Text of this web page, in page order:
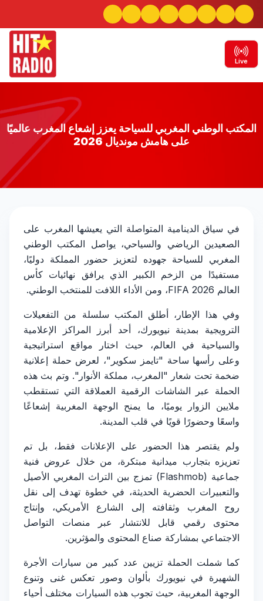
Live
المكتب الوطني المغربي للسياحة يعزز إشعاع المغرب عالميًا
على هامش مونديال 2026
المكتب الوطني المغربي للسياحة يعزز إشعاع
المغرب عالميًا على هامش مونديال 2026
في سياق الدينامية المتواصلة التي يعيشها المغرب على
الصعيدين الرياضي والسياحي، يواصل المكتب الوطني
المغربي للسياحة جهوده لتعزيز حضور المملكة دوليًا،
مستفيدًا من الزخم الكبير الذي يرافق نهائيات كأس
العالم FIFA 2026، ومن الأداء اللافت للمنتخب الوطني.
وفي هذا الإطار، أطلق المكتب سلسلة من التفعيلات
الترويجية بمدينة نيويورك، أحد أبرز المراكز الإعلامية
والسياحية في العالم، حيث اختار مواقع استراتيجية
وعلى رأسها ساحة "تايمز سكوير"، لعرض حملة إعلانية
ضخمة تحت شعار "المغرب، مملكة الأنوار". وتم بث هذه
الحملة عبر الشاشات الرقمية العملاقة التي تستقطب
ملايين الزوار يوميًا، ما يمنح الوجهة المغربية إشعاعًا
واسعًا وحضورًا قويًا في قلب المدينة.
ولم يقتصر هذا الحضور على الإعلانات فقط، بل تم
تعزيزه بتجارب ميدانية مبتكرة، من خلال عروض فنية
جماعية (Flashmob) تمزج بين التراث المغربي الأصيل
والتعبيرات الحضرية الحديثة، في خطوة تهدف إلى نقل
روح المغرب وثقافته إلى الشارع الأمريكي، وإنتاج
محتوى رقمي قابل للانتشار عبر منصات التواصل
الاجتماعي بمشاركة صناع المحتوى والمؤثرين.
كما شملت الحملة تزيين عدد كبير من سيارات الأجرة
الشهيرة في نيويورك بألوان وصور تعكس غنى وتنوع
الوجهة المغربية، حيث تجوب هذه السيارات مختلف أحياء